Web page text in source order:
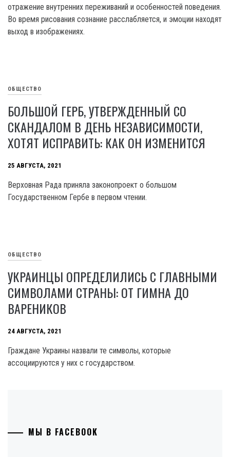
отражение внутренних переживаний и особенностей поведения.
Во время рисования сознание расслабляется, и эмоции находят
выход в изображениях.
ОБЩЕСТВО
БОЛЬШОЙ ГЕРБ, УТВЕРЖДЕННЫЙ СО
СКАНДАЛОМ В ДЕНЬ НЕЗАВИСИМОСТИ,
ХОТЯТ ИСПРАВИТЬ: КАК ОН ИЗМЕНИТСЯ
25 АВГУСТА, 2021
Верховная Рада приняла законопроект о большом
Государственном Гербе в первом чтении.
ОБЩЕСТВО
УКРАИНЦЫ ОПРЕДЕЛИЛИСЬ С ГЛАВНЫМИ
СИМВОЛАМИ СТРАНЫ: ОТ ГИМНА ДО
ВАРЕНИКОВ
24 АВГУСТА, 2021
Граждане Украины назвали те символы, которые
ассоциируются у них с государством.
МЫ В FACEBOOK